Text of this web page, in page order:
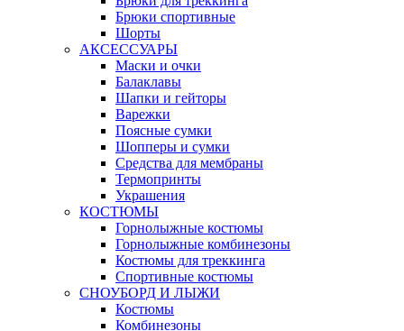
Брюки спортивные
Шорты
АКСЕССУАРЫ
Маски и очки
Балаклавы
Шапки и гейторы
Варежки
Поясные сумки
Шопперы и сумки
Средства для мембраны
Термопринты
Украшения
КОСТЮМЫ
Горнолыжные костюмы
Горнолыжные комбинезоны
Костюмы для треккинга
Спортивные костюмы
СНОУБОРД И ЛЫЖИ
Костюмы
Комбинезоны